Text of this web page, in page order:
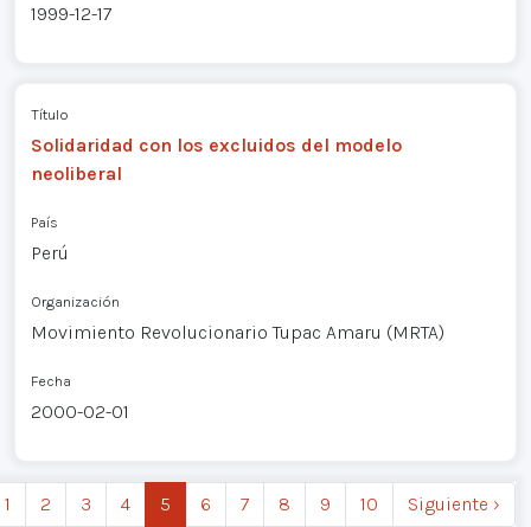
1999-12-17
Título
Solidaridad con los excluidos del modelo
neoliberal
País
Perú
Organización
Movimiento Revolucionario Tupac Amaru (MRTA)
Fecha
2000-02-01
1 2 3 4 5 6 7 8 9 10 Siguiente ›